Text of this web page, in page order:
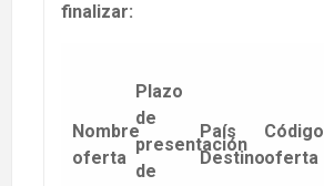
finalizar:
Nombre
oferta
Plazo
de
presentación
de
País
Destino
Código
oferta